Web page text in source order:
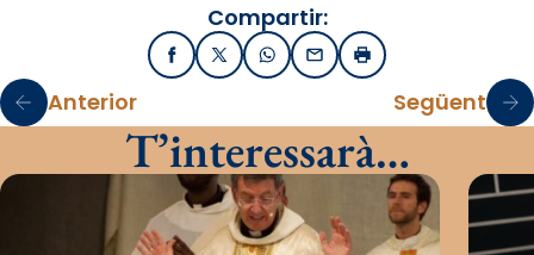
Compartir:
FacebookX / TwitterWhatsApp
EmailImprimir
Anterior Següent
T’interessarà…